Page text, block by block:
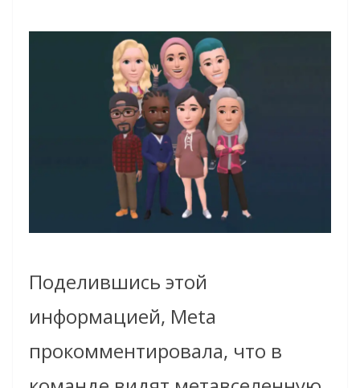
Поделившись этой
информацией, Meta
прокомментировала, что в